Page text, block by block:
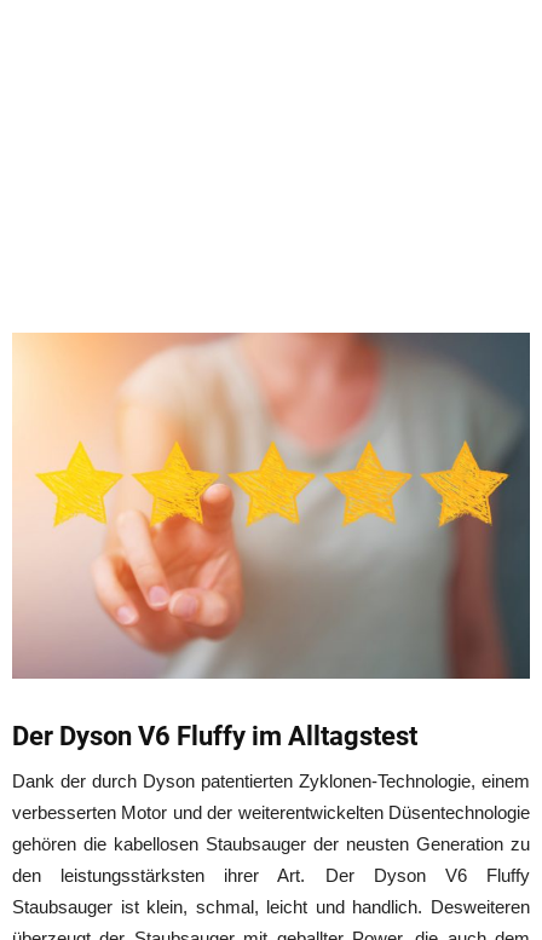
Der Dyson V6 Fluffy im Alltagstest
Dank der durch Dyson patentierten Zyklonen-Technologie, einem
verbesserten Motor und der weiterentwickelten Düsentechnologie
gehören die kabellosen Staubsauger der neusten Generation zu
den leistungsstärksten ihrer Art. Der Dyson V6 Fluffy
Staubsauger ist klein, schmal, leicht und handlich. Desweiteren